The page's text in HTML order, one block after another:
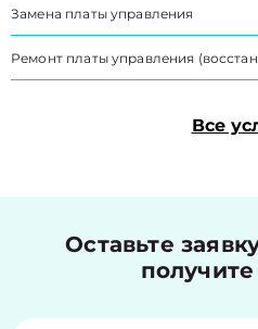
Замена платы управления
Ремонт платы управления
Все
Оставьте